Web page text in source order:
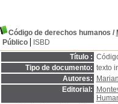
Código de derechos humanos /
Público
ISBD
Título :
Tipo de documento: texto
Autores:
Editorial: